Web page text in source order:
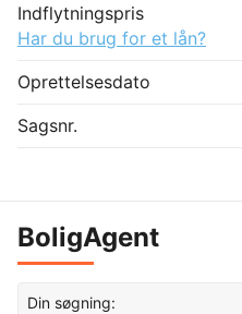
Indflytningspris
Har du brug for et lån?
Oprettelsesdato
Sagsnr.
BoligAgent
Din søgning: